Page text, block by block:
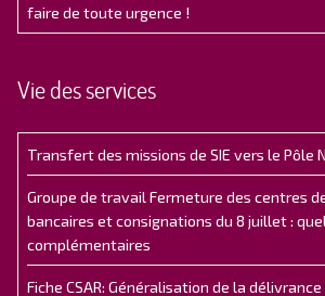
faire de toute urgence !
Vie des services
Transfert des missions de SIE vers le Pôle
Groupe de travail Fermeture des centres
bancaires et consignations du 8 juillet :
complémentaires
Fiche CSAR: Généralisation de la